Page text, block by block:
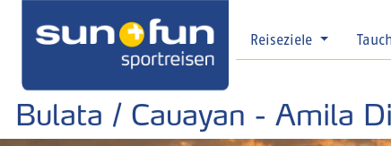
Reiseziele
Bulata / Cauayan - Amila